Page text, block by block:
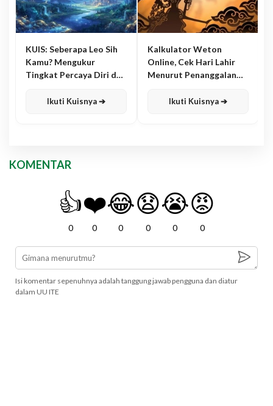
KUIS: Seberapa Leo Sih
Kamu? Mengukur
Tingkat Percaya Diri dan
Ikuti Kuisnya ➔
Kalkulator Weton
Online, Cek Hari Lahir
Menurut Penanggalan
Ikuti Kuisnya ➔
KOMENTAR
👍
0
❤️
0
😂
0
😧
0
😭
0
😡
0
Isi komentar sepenuhnya adalah tanggung jawab pengguna dan diatur
dalam UU ITE